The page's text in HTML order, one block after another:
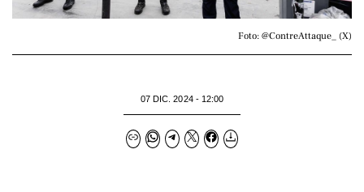
Foto: @ContreAttaque_ (X)
07 DIC. 2024 - 12:00